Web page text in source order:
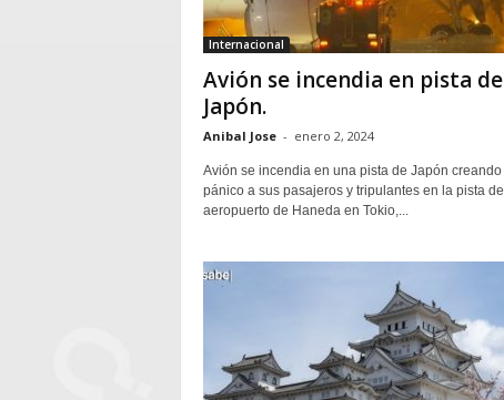
Internacional
Avión se incendia en pista de
Japón.
Anibal Jose - enero 2, 2024
Avión se incendia en una pista de Japón creando
pánico a sus pasajeros y tripulantes en la pista del
aeropuerto de Haneda en Tokio,...